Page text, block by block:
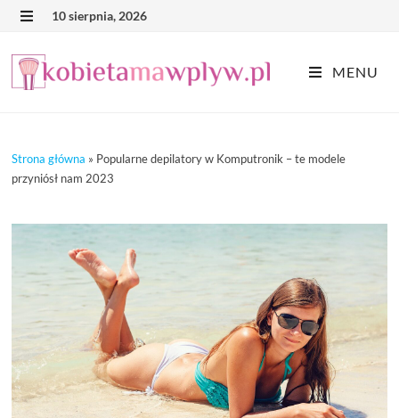
Skip
content
10 sierpnia, 2026
MENU
Strona główna » Popularne depilatory w Komputronik – te modele
przyniósł nam 2023